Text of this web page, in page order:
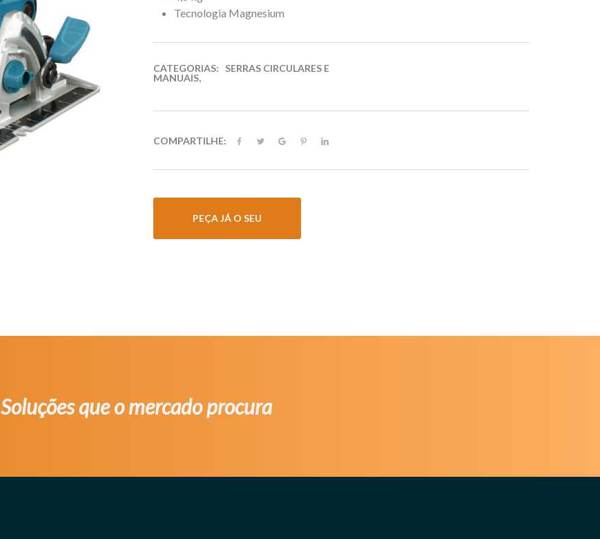
Tecnologia Magnesium
CATEGORIAS:
SERRAS CIRCULARES E
MANUAIS,
COMPARTILHE:
PEÇA JÁ O SEU
Soluções que o mercado procura